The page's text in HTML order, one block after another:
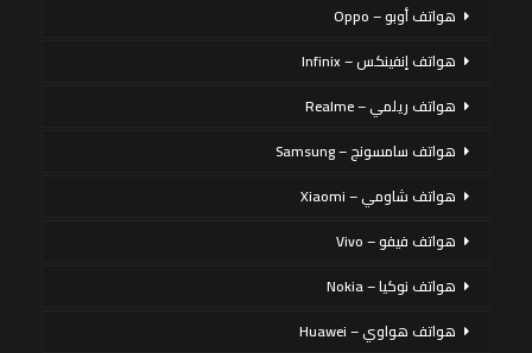
هواتف أوبو – Oppo
هواتف إنفينكس – Infinix
هواتف ريلمي – Realme
هواتف سامسونج – Samsung
هواتف شاومي – Xiaomi
هواتف فيفو – Vivo
هواتف نوكيا – Nokia
هواتف هواوي – Huawei